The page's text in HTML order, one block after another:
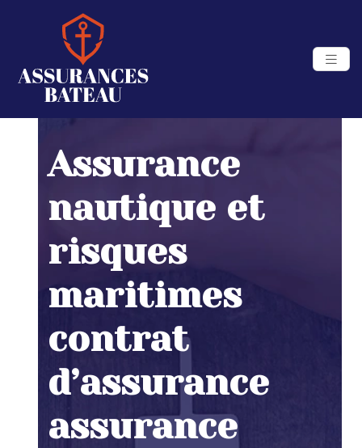
Assurance
nautique et
risques
maritimes
contrat
d’assurance
assurance